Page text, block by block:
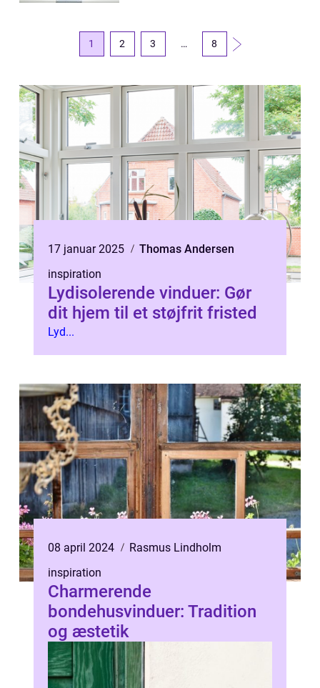
1 2 3 … 8
17 januar 2025
Thomas Andersen
inspiration
Lydisolerende vinduer: Gør
dit hjem til et støjfrit fristed
Lyd...
08 april 2024
Rasmus Lindholm
inspiration
Charmerende
bondehusvinduer: Tradition
og æstetik